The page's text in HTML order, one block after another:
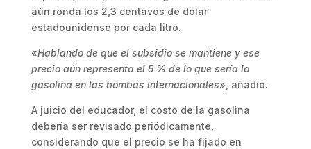
aún ronda los 2,3 centavos de dólar
estadounidense por cada litro.
«Hablando de que el subsidio se mantiene y ese
precio aún representa el 5 % de lo que sería la
gasolina en las bombas internacionales», añadió.
A juicio del educador, el costo de la gasolina
debería ser revisado periódicamente,
considerando que el precio se ha fijado en